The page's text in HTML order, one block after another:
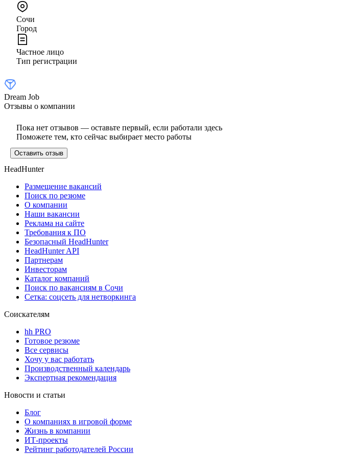
Сочи
Город
Частное лицо
Тип регистрации
Dream Job
Отзывы о компании
Пока нет отзывов — оставьте первый, если работали здесь
Поможете тем, кто сейчас выбирает место работы
Оставить отзыв
HeadHunter
Размещение вакансий
Поиск по резюме
О компании
Наши вакансии
Реклама на сайте
Требования к ПО
Безопасный HeadHunter
HeadHunter API
Партнерам
Инвесторам
Каталог компаний
Поиск по вакансиям в Сочи
Сетка: соцсеть для нетворкинга
Соискателям
hh PRO
Готовое резюме
Все сервисы
Хочу у вас работать
Производственный календарь
Экспертная рекомендация
Новости и статьи
Блог
О компаниях в игровой форме
Жизнь в компании
ИТ-проекты
Рейтинг работодателей России